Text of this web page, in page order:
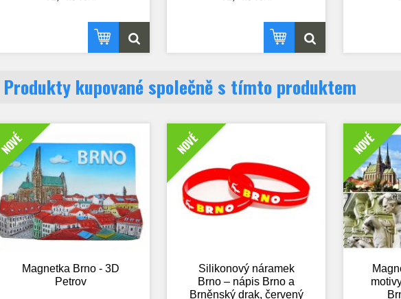
Karlovy Vary, Kutná Hora, Český Krumlov,
Karlův most, Tančící dům, katedrála, lázně,
Švejk, hokejka s pukem, fotbalový míč,
pivo, víno, slivovice, Becherovka a další.
Tschechische Republik, Tschechien, CZ,
CZE.
raně
Zahrada
do
s
zahrady) a
italské i
a
Téma:
Kroměříž,
Produkty kupované společně s tímto produktem
NOVÉ
Magnetka Brno - 3D
Petrov
NOVÉ
Silikonový náramek
Brno – nápis Brno a
Brněnský drak, červený
NOVÉ